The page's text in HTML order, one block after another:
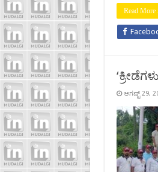
Read More
ಆಗಷ್ಟ್ 29,